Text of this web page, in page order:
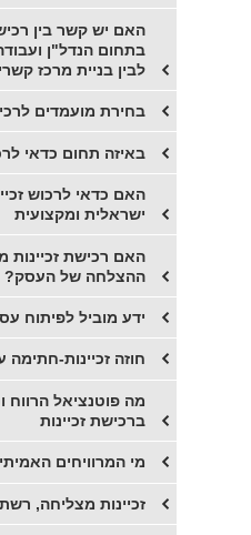
האם יש קשר בין
בתחום הנדל"ן
לבין בניית מרכז
בחירת מועמדים
באיזה תחום כדאי
האם כדאי לרכוש
ישראלית ומקצועית
האם רכישת זכיינות
ההצלחה של העסק?
ידע מוביל לפיתוח
חוזה זכיינות-חתימה
​מה פוטנציאל הרווח
ברכישת זכיינות
מי המרוויחים
​זכיינות מצליחה,